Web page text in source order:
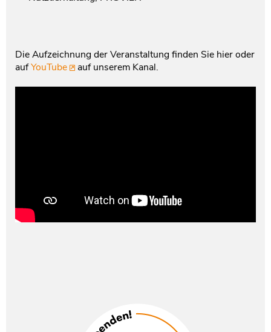
Die Aufzeichnung der Veranstaltung finden Sie hier oder
aufYouTube auf unserem Kanal.